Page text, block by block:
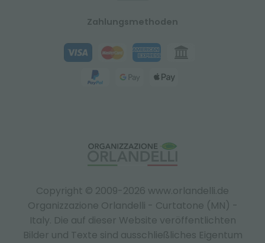
Copyright © 2009-2026 www.orlandelli.de
Organizzazione Orlandelli - Curtatone (MN) -
Italy. Die auf dieser Website veröffentlichten
Bilder und Texte sind ausschließliches Eigentum
Zahlungsmethoden